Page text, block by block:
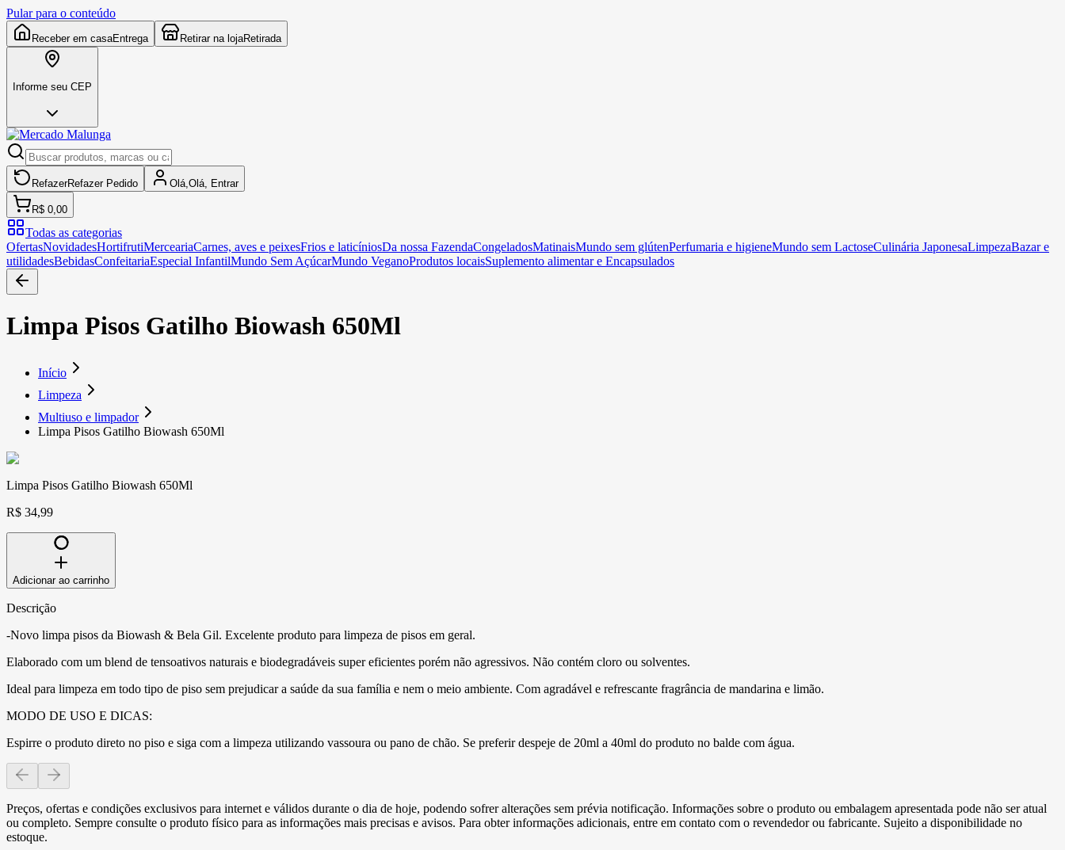
Pular para o conteúdo
Receber em casaEntrega Retirar na lojaRetirada
Informe seu CEP
RefazerRefazer Pedido Olá, Olá, Entrar
R$ 0,00
Todas as categorias
OfertasNovidadesHortifrutiMerceariaCarnes, aves e peixesFrios e laticíniosDa nossa FazendaCongeladosMatinaisMundo sem glútenPerfumaria e higieneMundo sem LactoseCulinária JaponesaLimpezaBazar e
utilidadesBebidasConfeitariaEspecial InfantilMundo Sem AçúcarMundo VeganoProdutos locaisSuplemento alimentar e Encapsulados
Limpa Pisos Gatilho Biowash 650Ml
Início
Limpeza
Multiuso e limpador
Limpa Pisos Gatilho Biowash 650Ml
Limpa Pisos Gatilho Biowash 650Ml
R$ 34,99
Adicionar ao carrinho
Descrição
-Novo limpa pisos da Biowash & Bela Gil. Excelente produto para limpeza de pisos em geral.
Elaborado com um blend de tensoativos naturais e biodegradáveis super eficientes porém não agressivos. Não contém cloro ou solventes.
Ideal para limpeza em todo tipo de piso sem prejudicar a saúde da sua família e nem o meio ambiente. Com agradável e refrescante fragrância de mandarina e limão.
MODO DE USO E DICAS:
Espirre o produto direto no piso e siga com a limpeza utilizando vassoura ou pano de chão. Se preferir despeje de 20ml a 40ml do produto no balde com água.
Preços, ofertas e condições exclusivos para internet e válidos durante o dia de hoje, podendo sofrer alterações sem prévia notificação. Informações sobre o produto ou embalagem apresentada pode não ser atual
ou completo. Sempre consulte o produto físico para as informações mais precisas e avisos. Para obter informações adicionais, entre em contato com o revendedor ou fabricante. Sujeito a disponibilidade no
estoque.